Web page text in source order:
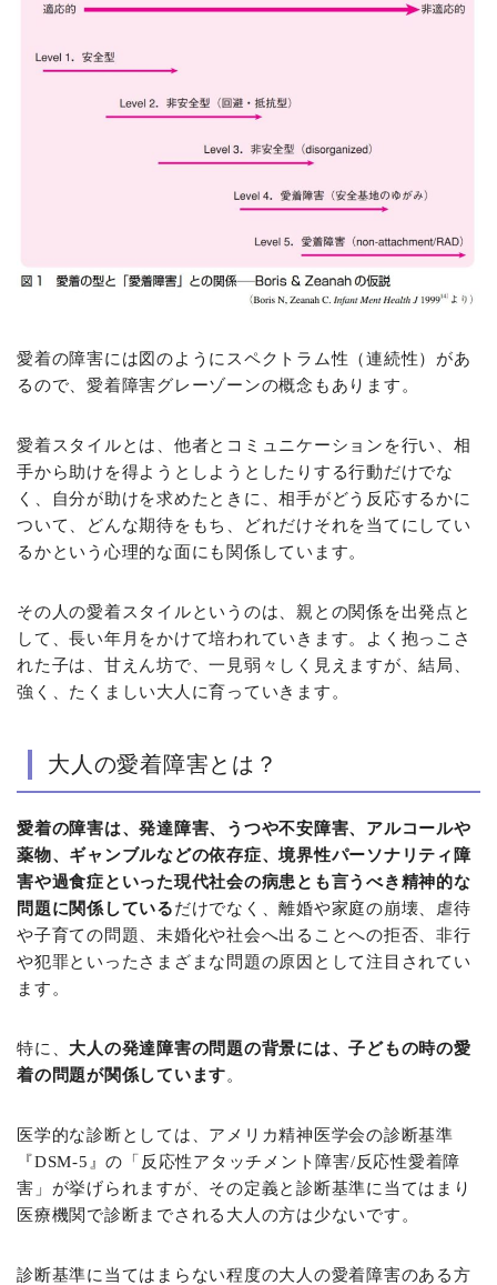
愛着の障害には図のようにスペクトラム性（連続性）があ
るので、愛着障害グレーゾーンの概念もあります。
愛着スタイルとは、他者とコミュニケーションを行い、相
手から助けを得ようとしようとしたりする行動だけでな
く、自分が助けを求めたときに、相手がどう反応するかに
ついて、どんな期待をもち、どれだけそれを当てにしてい
るかという心理的な面にも関係しています。
その人の愛着スタイルというのは、親との関係を出発点と
して、長い年月をかけて培われていきます。よく抱っこさ
れた子は、甘えん坊で、一見弱々しく見えますが、結局、
強く、たくましい大人に育っていきます。
大人の愛着障害とは？
愛着の障害は、発達障害、うつや不安障害、アルコールや
薬物、ギャンブルなどの依存症、境界性パーソナリティ障
害や過食症といった現代社会の病患とも言うべき精神的な
問題に関係しているだけでなく、離婚や家庭の崩壊、虐待
や子育ての問題、未婚化や社会へ出ることへの拒否、非行
や犯罪といったさまざまな問題の原因として注目されてい
ます。
特に、 大人の発達障害の問題の背景には、子どもの時の愛
着の問題が関係しています。
医学的な診断としては、アメリカ精神医学会の診断基準
『DSM-5』の「反応性アタッチメント障害/反応性愛着障
害」が挙げられますが、その定義と診断基準に当てはまり
医療機関で診断までされる大人の方は少ないです。
診断基準に当てはまらない程度の大人の愛着障害のある方